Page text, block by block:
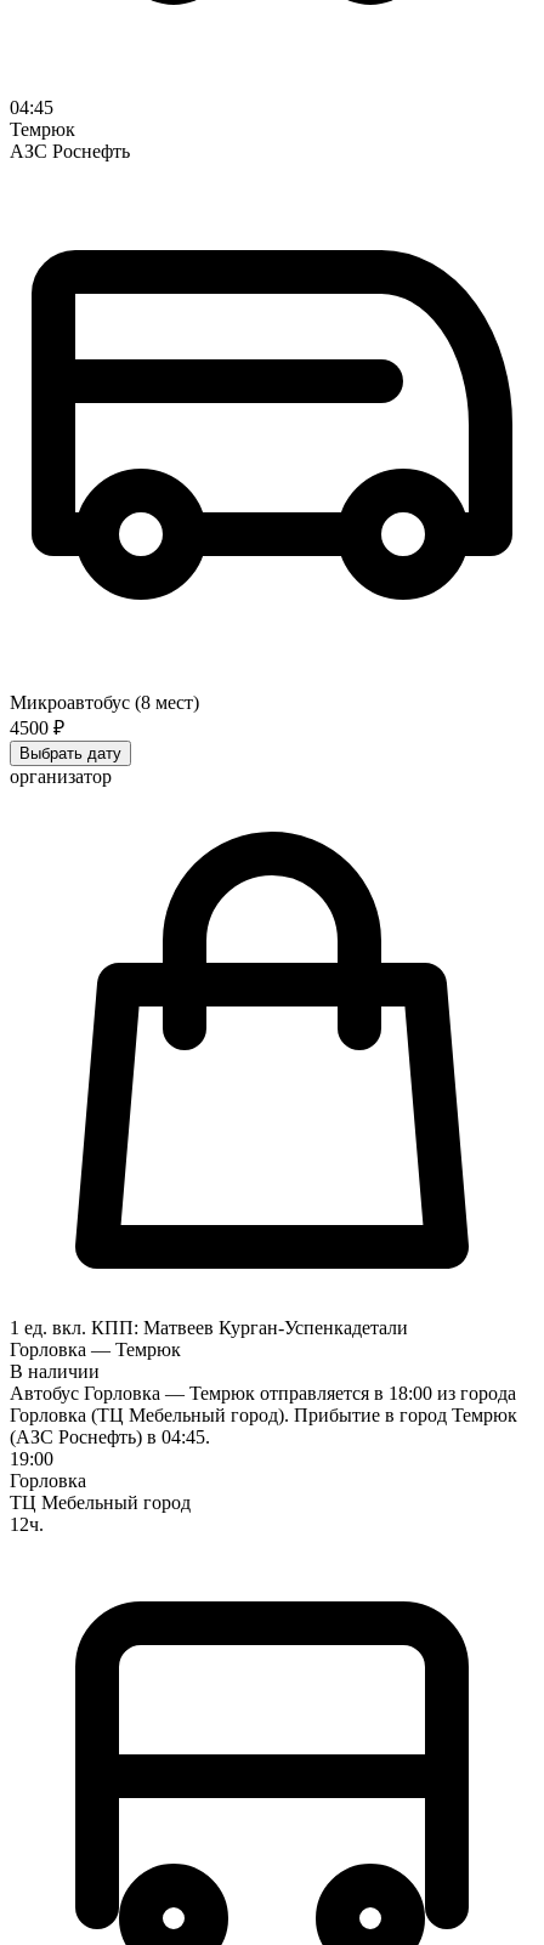
04:45
Темрюк
АЗС Роснефть
Микроавтобус (8 мест)
4500 ₽
Выбрать дату
организатор
1 ед. вкл. КПП: Матвеев Курган-Успенкадетали
Горловка — Темрюк
В наличии
Автобус Горловка — Темрюк отправляется в 18:00 из города
Горловка (ТЦ Мебельный город). Прибытие в город Темрюк
(АЗС Роснефть) в 04:45.
19:00
Горловка
ТЦ Мебельный город
12ч.